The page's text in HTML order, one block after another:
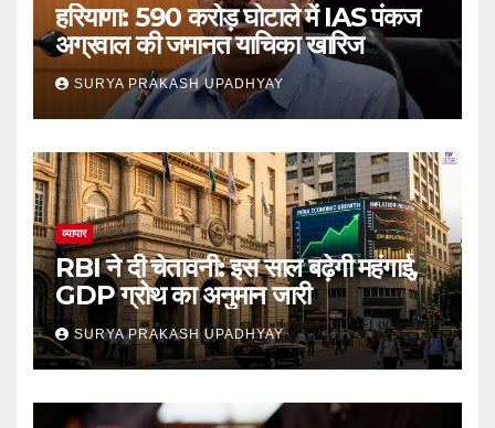
हरियाणा: 590 करोड़ घोटाले में IAS पंकज
अग्रवाल की जमानत याचिका खारिज
SURYA PRAKASH UPADHYAY
व्यापार
RBI ने दी चेतावनी: इस साल बढ़ेगी महंगाई,
GDP ग्रोथ का अनुमान जारी
SURYA PRAKASH UPADHYAY